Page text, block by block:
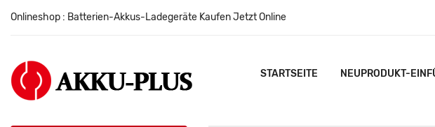
Onlineshop : Batterien-Akkus-Ladegeräte Kaufen Jetzt Online
STARTSEITE NEUPRODUKT-